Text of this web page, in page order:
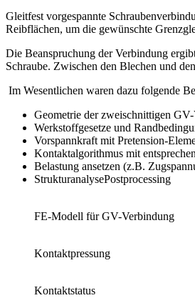
Gleitfest vorgespannte
Reibflächen, um die gewünschte
Die Beanspruchung der Verbindung
Schraube. Zwischen den Blechen und
Im Wesentlichen waren dazu folgende
Geometrie der zweischnittigen
Werkstoffgesetze und
Vorspannkraft mit Pretension-
Kontaktalgorithmus mit
Belastung ansetzen (z.B.
StrukturanalysePostprocessing
FE-Modell für GV-Verbindung
Kontaktpressung
Kontaktstatus